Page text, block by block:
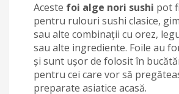
Aceste foi alge nori sushi pot
pentru rulouri sushi clasice,
sau alte combinații cu orez,
sau alte ingrediente. Foile au
și sunt ușor de folosit în
pentru cei care vor să
preparate asiatice acasă.